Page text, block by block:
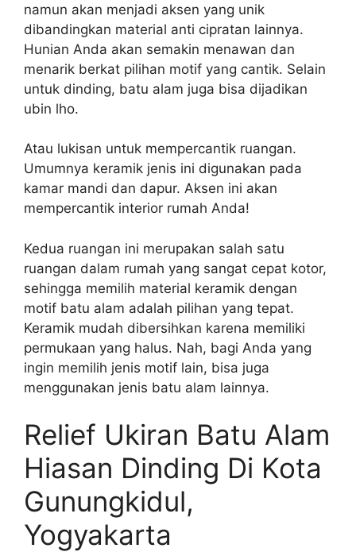
namun akan menjadi aksen yang unik
dibandingkan material anti cipratan lainnya.
Hunian Anda akan semakin menawan dan
menarik berkat pilihan motif yang cantik. Selain
untuk dinding, batu alam juga bisa dijadikan
ubin lho.
Atau lukisan untuk mempercantik ruangan.
Umumnya keramik jenis ini digunakan pada
kamar mandi dan dapur. Aksen ini akan
mempercantik interior rumah Anda!
Kedua ruangan ini merupakan salah satu
ruangan dalam rumah yang sangat cepat kotor,
sehingga memilih material keramik dengan
motif batu alam adalah pilihan yang tepat.
Keramik mudah dibersihkan karena memiliki
permukaan yang halus. Nah, bagi Anda yang
ingin memilih jenis motif lain, bisa juga
menggunakan jenis batu alam lainnya.
Relief Ukiran Batu Alam
Hiasan Dinding Di Kota
Gunungkidul,
Yogyakarta